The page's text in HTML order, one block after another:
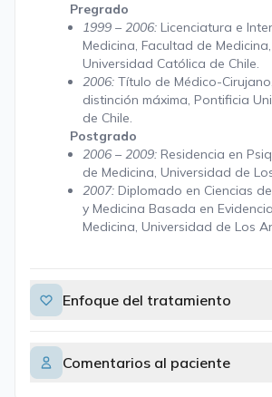
Pregrado
1999 – 2006: Licenciatura e
Medicina, Facultad de
Universidad Católica de Chile.
2006: Título de Médico-
distinción máxima, Pontificia
de Chile.
Postgrado
2006 – 2009: Residencia en
de Medicina, Universidad de
2007: Diplomado en Ciencias
y Medicina Basada en
Medicina, Universidad de Los
Enfoque del tratamiento
Comentarios al paciente